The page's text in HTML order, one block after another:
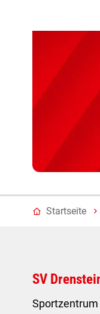
Startseite
SV
Sportzentrum